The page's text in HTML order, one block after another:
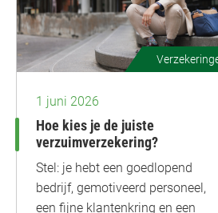
1 juni 2026
Hoe kies je de juiste
verzuimverzekering?
Stel: je hebt een goedlopend
bedrijf, gemotiveerd personeel,
een fijne klantenkring en een